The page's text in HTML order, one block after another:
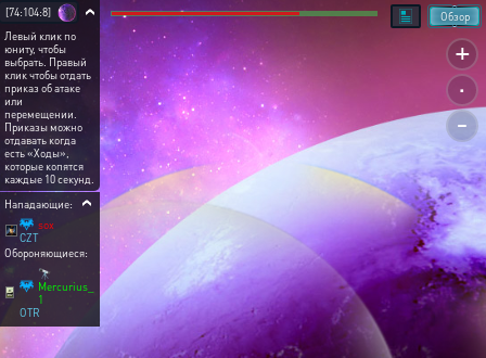
+
.
-
Обзор
[74:104:8]
Левый клик по
юниту, чтобы
выбрать. Правый
клик чтобы отдать
приказ об атаке
или
перемещении.
Приказы можно
отдавать когда
есть «Ходы»,
которые копятся
каждые 10 секунд.
Нападающие:
sox
CZT
Обороняющиеся:
🔭
Mercurius_
1
OTR